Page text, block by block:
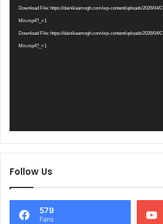
Player
Download File: https://dainikaamogh.com/wp-content/uploads/2026/
Min.mp4?_=1
Download File: https://dainikaamogh.com/wp-content/uploads/2026/
Min.mp4?_=1
Follow Us
579
Fans